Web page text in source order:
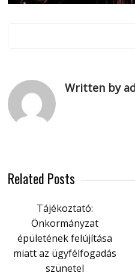
Written by
Related Posts
Tájékoztató:
Önkormányzat
épületének felújítása
miatt az ügyfélfogadás
szünetel